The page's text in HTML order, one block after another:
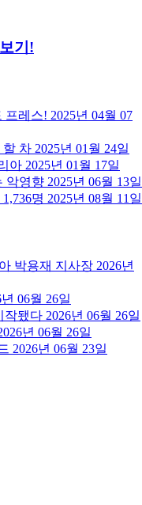
기!
프레스! 2025년 04월 07
할 차 2025년 01월 24일
아 2025년 01월 17일
악영향 2025년 06월 13일
명 2025년 08월 11일
박용재 지사장 2026년
년 06월 26일
작됐다 2026년 06월 26일
년 06월 26일
2026년 06월 23일